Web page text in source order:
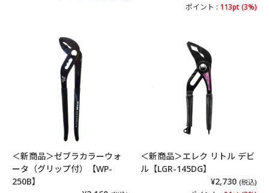
ポイント : 113pt (3%)
＜新商品＞ゼブラカラーウォ
ータ（グリップ付）【WP-
250B】
＜新商品＞エレク リトル デビ
ル【LGR-145DG】
¥2,730 (税込)